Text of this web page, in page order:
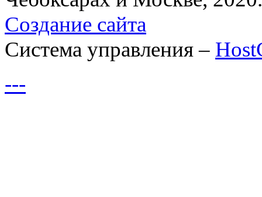
Создание сайта
Система управления –
---